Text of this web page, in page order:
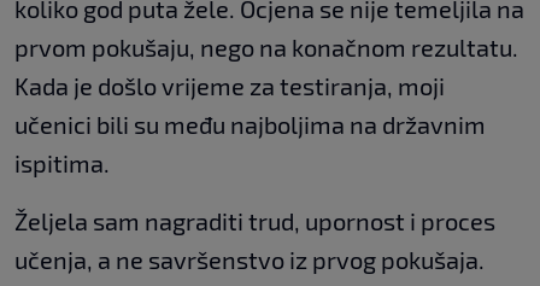
koliko god puta žele. Ocjena se nije temeljila na
prvom pokušaju, nego na konačnom rezultatu.
Kada je došlo vrijeme za testiranja, moji
učenici bili su među najboljima na državnim
ispitima.
Željela sam nagraditi trud, upornost i proces
učenja, a ne savršenstvo iz prvog pokušaja.